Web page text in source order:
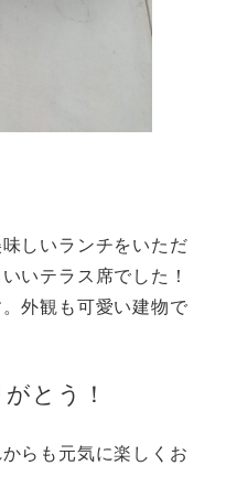
しいランチをいただ
いテラス席でした！
外観も可愛い建物で
とう！
らも元気に楽しくお